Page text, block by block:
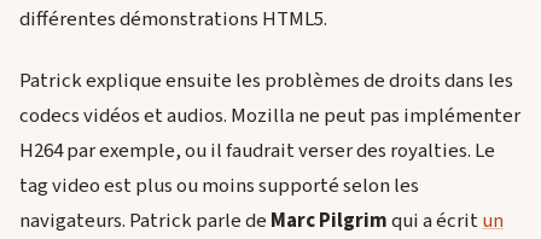
différentes démonstrations HTML5.
Patrick explique ensuite les problèmes de droits dans les
codecs vidéos et audios. Mozilla ne peut pas implémenter
H264 par exemple, ou il faudrait verser des royalties. Le
tag video est plus ou moins supporté selon les
navigateurs. Patrick parle de Marc Pilgrimqui a écritun